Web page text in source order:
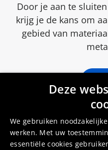
Door je aan te
krijg je de kans om
gebied van
Deze
We gebruiken
werken. Met uw
essentiële cookies